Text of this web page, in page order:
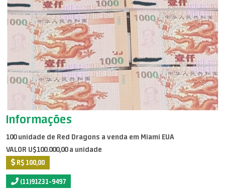
Informações
100 unidade de Red Dragons a venda em Miami EUA
VALOR U$100.000,00 a unidade
R$ 100,00
(11)91231-9497